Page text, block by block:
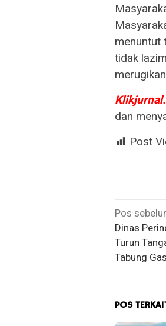
menuntut
tidak
dan
Post
pos
Pos
Dinas
Turun
Tabung
POS